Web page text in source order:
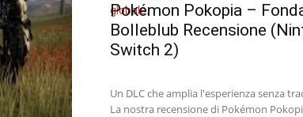
Pokémon Pokopia –
Bolleblub Recensione
Switch 2)
Un DLC che amplia l'esperienza senza
La nostra recensione di Pokémon